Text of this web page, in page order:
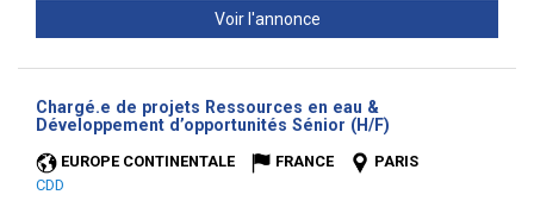
Voir l'annonce
Chargé.e de projets Ressources en eau &
Développement d’opportunités Sénior (H/F)
EUROPE CONTINENTALE FRANCE
PARIS
CDD